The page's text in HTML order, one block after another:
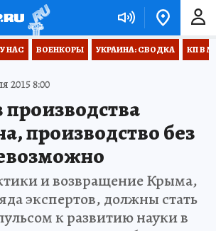
НАС ВОЕНКОРЫ УКРАИНА: СВОДКА КП В
2015 8:00
производства
производство без
и возвращение Крыма,
экспертов, должны стать
к развитию науки в